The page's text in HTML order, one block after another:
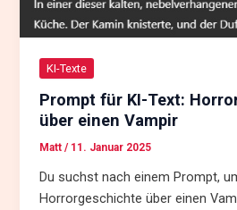
KI-Texte
Prompt für KI-Text:
über einen Vampir
Matt/ 11. Januar 2025
Du suchst nach einem Prompt,
Horrorgeschichte über einen